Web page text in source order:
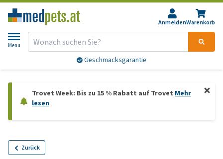
AnmeldenWarenkorb
Menu
Geschmacksgarantie
Trovet Week: Bis zu 15 % Rabatt auf Trovet Mehr
lesen
Zurück